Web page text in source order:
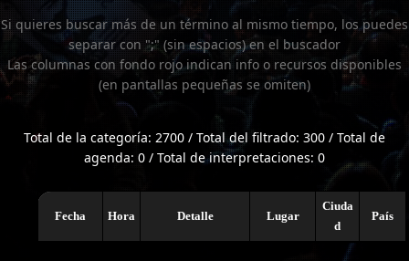
Si quieres buscar más de un término al mismo tiempo, los puedes
separar con ";" (sin espacios) en el buscador
Las columnas con fondo rojo indican info o recursos disponibles
(en pantallas pequeñas se omiten)
Total de la categoría: 2700 / Total del filtrado: 300 / Total de
agenda: 0 / Total de interpretaciones: 0
Fecha Hora Detalle Lugar
Ciuda
d
País